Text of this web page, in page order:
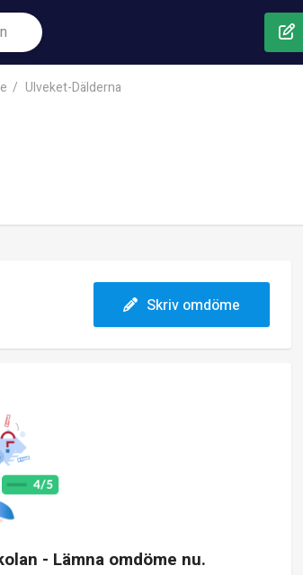
Ulveket-Dälderna
Skriv omdöme
- Lämna omdöme nu.